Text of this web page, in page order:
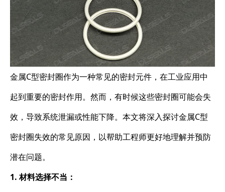
金属C型密封圈作为一种常见的密封元件，在工业应用中
起到重要的密封作用。然而，有时候这些密封圈可能会失
效，导致系统泄漏或性能下降。本文将深入探讨金属C型
密封圈失效的常见原因，以帮助工程师更好地理解并预防
潜在问题。
1. 材料选择不当：